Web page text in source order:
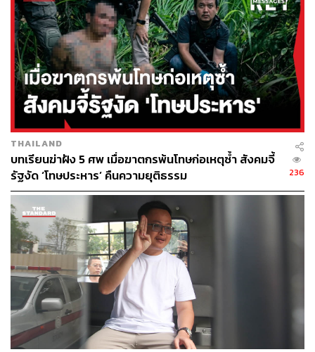
THAILAND
บทเรียนฆ่าฝัง 5 ศพ เมื่อฆาตกรพ้นโทษก่อเหตุซ้ำ สังคมจี้
รัฐงัด ‘โทษประหาร’ คืนความยุติธรรม
236